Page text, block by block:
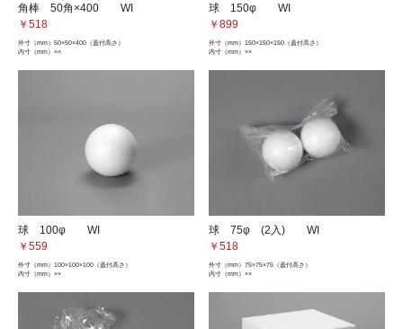
角棒 50角×400 WI
￥518
外寸（mm） 50×50×400（蓋付高さ）
内寸（mm） ××
球 150φ WI
￥899
外寸（mm） 150×150×150（蓋付高さ）
内寸（mm） ××
球 100φ WI
￥559
外寸（mm） 100×100×100（蓋付高さ）
内寸（mm） ××
球 75φ (2入) WI
￥518
外寸（mm） 75×75×75（蓋付高さ）
内寸（mm） ××